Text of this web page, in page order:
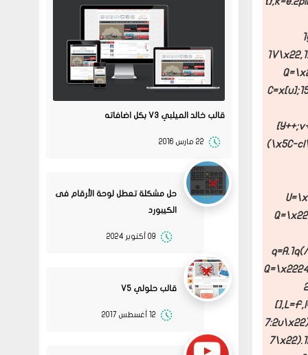
(\x5C-
قالب خالد الميلبي V3 بكل اضافاته
22 مارس 2016
حل مشكلة تعطل لوحة الأرقام فى
الكيبورد
09 أكتوبر 2024
قالب حلولي V5
12 أغسطس 2017
08